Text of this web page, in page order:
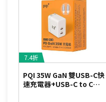
7.4折
PQI 35W GaN 雙USB-C快
速充電器+USB-C to C編